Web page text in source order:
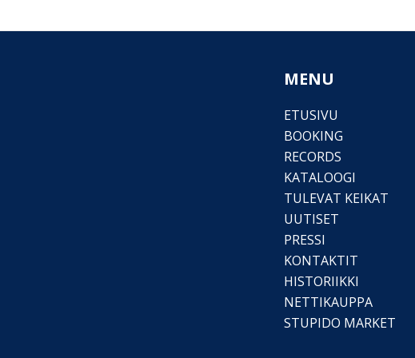
MENU
ETUSIVU
BOOKING
RECORDS
KATALOOGI
TULEVAT KEIKAT
UUTISET
PRESSI
KONTAKTIT
HISTORIIKKI
NETTIKAUPPA
STUPIDO MARKET